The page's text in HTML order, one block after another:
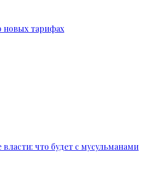
новых тарифах
что будет с мусульманами